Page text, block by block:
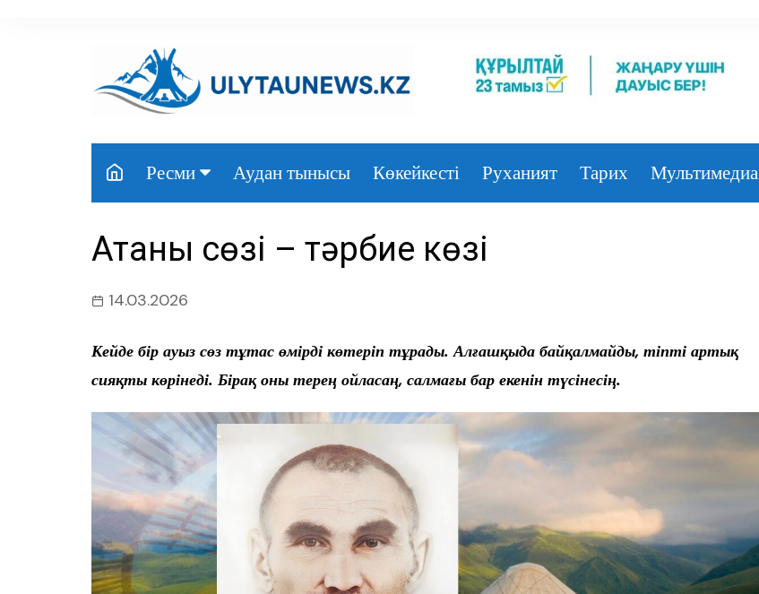
Ресми
Үкімет
Парламент
Аудан тынысы Көкейкесті Руханият Тарих Мультимедиа
Атаның сөзі – тәрбие көзі
14.03.2026
Кейде бір ауыз сөз тұтас өмірді көтеріп тұрады. Алғашқыда байқалмайды, тіпті артық
сияқты көрінеді. Бірақ оны терең ойласаң, салмағы бар екенін түсінесің.